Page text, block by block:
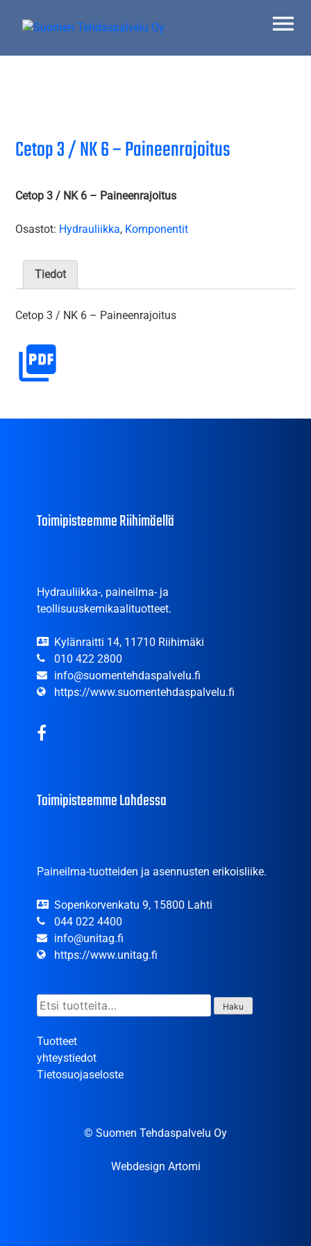
Cetop 3 / NK 6 – Paineenrajoitus
Cetop 3 / NK 6 – Paineenrajoitus
Osastot: Hydrauliikka, Komponentit
Tiedot
Cetop 3 / NK 6 – Paineenrajoitus
Toimipisteemme Riihimäellä
Hydrauliikka-, paineilma- ja
teollisuuskemikaalituotteet.
Kylänraitti 14, 11710 Riihimäki
010 422 2800
info@suomentehdaspalvelu.fi
https://www.suomentehdaspalvelu.fi
Toimipisteemme Lahdessa
Paineilma-tuotteiden ja asennusten erikoisliike.
Sopenkorvenkatu 9, 15800 Lahti
044 022 4400
info@unitag.fi
https://www.unitag.fi
Etsi: Haku
Tuotteet
yhteystiedot
Tietosuojaseloste
© Suomen Tehdaspalvelu Oy
Webdesign Artomi